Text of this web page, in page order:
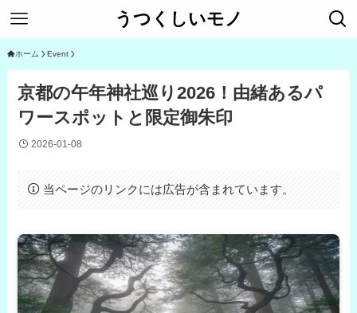
うつくしいモノ
ホーム Event
京都の午年神社巡り2026！由緒あるパ
ワースポットと限定御朱印
2026-01-08
当ページのリンクには広告が含まれています。